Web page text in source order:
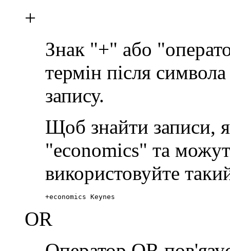
+
Знак "+" або
термін після
запису.
Щоб знайти записи,
"economics" та
використовуйте
+economics Keynes
OR